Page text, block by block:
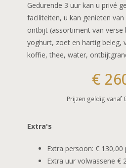
Je t’ aime
Belle Saison
Bon anniversaire
Gedurende 3 uur kan u privé
faciliteiten, u kan genieten
ontbijt (assortiment van
yoghurt, zoet en hartig beleg,
koffie, thee, water,
€
Prijzen geldig vanaf
Extra's
Extra persoon: € 130,00
Extra uur volwassene €